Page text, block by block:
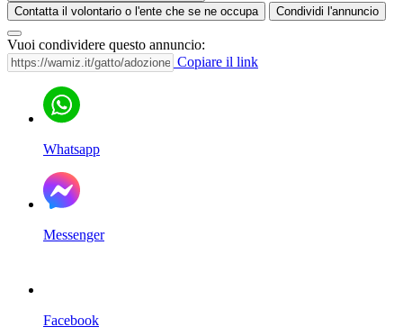
Contatta il volontario o l'ente che se ne occupa
Condividi l'annuncio
Vuoi condividere questo annuncio:
Copiare il link
Whatsapp
Messenger
Facebook